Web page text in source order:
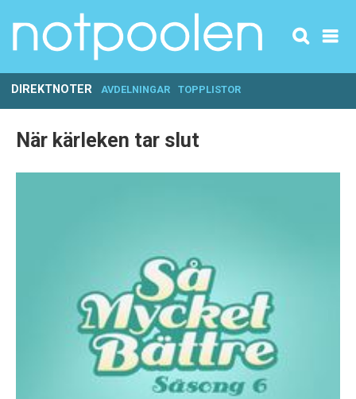
DIREKTNOTER AVDELNINGAR TOPPLISTOR
När kärleken tar slut